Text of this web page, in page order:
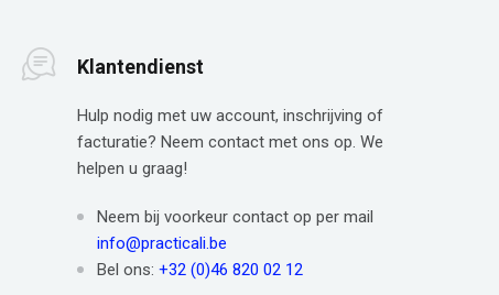
Klantendienst
Hulp nodig met uw account, inschrijving of
facturatie? Neem contact met ons op. We
helpen u graag!
Neem bij voorkeur contact op per mail
info@practicali.be
Bel ons: +32 (0)46 820 02 12